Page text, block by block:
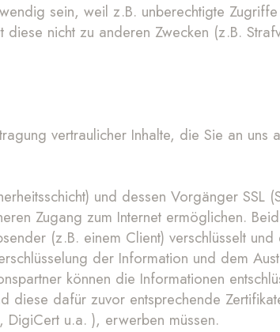
sein, weil z.B. unberechtigte
nicht zu anderen Zwecken (z.B.
vertraulicher Inhalte, die Sie an uns
und dessen Vorgänger SSL
Zugang zum Internet ermöglichen.
(z.B. einem Client) verschlüsselt
der Information und dem
können die Informationen
diese dafür zuvor entsprechende
DigiCert u.a. ), erwerben müssen.